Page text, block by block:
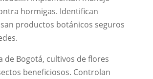
hormigas. Identifican
productos botánicos seguros
de Bogotá, cultivos de flores
beneficiosos. Controlan